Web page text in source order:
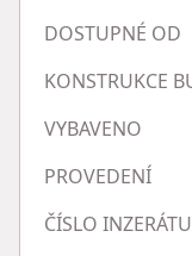
DOSTUPNÉ OD
KONSTRUKCE
VYBAVENO
PROVEDENÍ
ČÍSLO INZERÁTU